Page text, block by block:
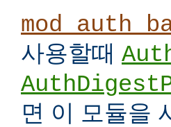
사용할때
면 이 모듈을